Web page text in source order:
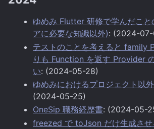
ゆめみ Flutter 研修で学んだこと
アに必要な知識以外): (2024-
テストのことを考えると family
りも Function を返す Provider
い: (2024-05-28)
ゆめみにおけるプロジェクト以
(2024-05-25)
OneSip 職務経歴書: (2024-05-
freezed で toJson だけ生成させ